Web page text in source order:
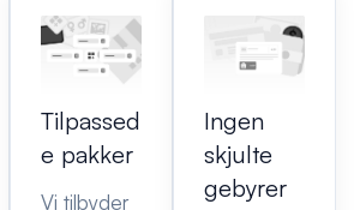
Tilpassed
e pakker
Vi tilbyder
Ingen
skjulte
gebyrer